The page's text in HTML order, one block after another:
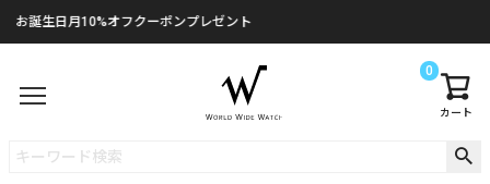
お誕生日月10%オフクーポンプレゼント
カート
0